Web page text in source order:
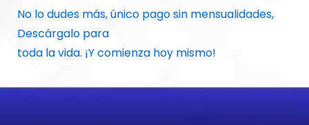
No lo dudes más, único pago sin mensualidades,
Descárgalo para
toda la vida. ¡Y comienza hoy mismo!